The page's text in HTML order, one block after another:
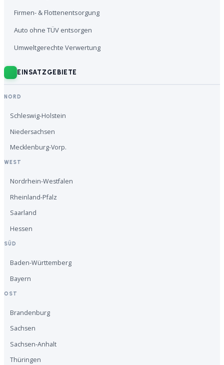
Firmen- & Flottenentsorgung
Auto ohne TÜV entsorgen
Umweltgerechte Verwertung
EINSATZGEBIETE
NORD
Schleswig-Holstein
Niedersachsen
Mecklenburg-Vorp.
WEST
Nordrhein-Westfalen
Rheinland-Pfalz
Saarland
Hessen
SÜD
Baden-Württemberg
Bayern
OST
Brandenburg
Sachsen
Sachsen-Anhalt
Thüringen